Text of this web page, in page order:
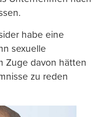
habe eine
sexuelle
Zuge davon hätten
zu reden